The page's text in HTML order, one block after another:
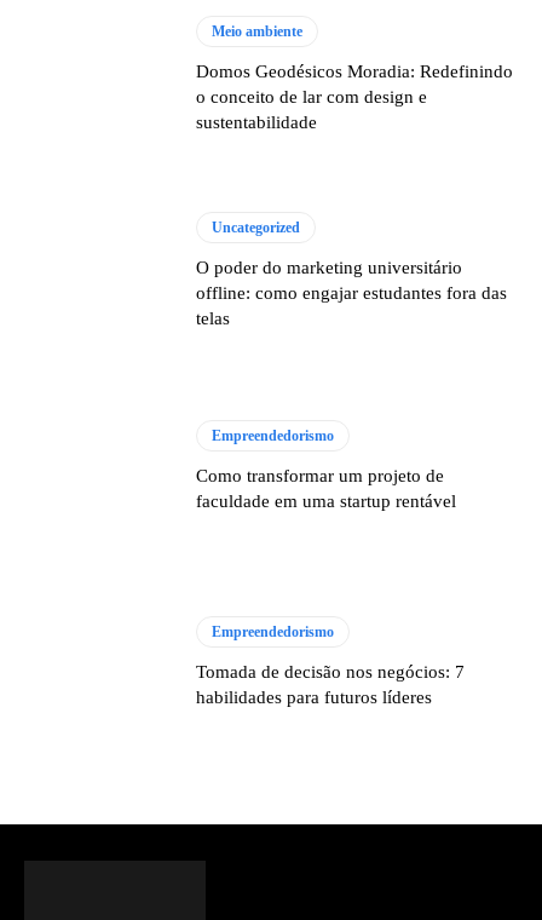
Meio ambiente
Domos Geodésicos Moradia: Redefinindo
o conceito de lar com design e
sustentabilidade
Uncategorized
O poder do marketing universitário
offline: como engajar estudantes fora das
telas
Empreendedorismo
Como transformar um projeto de
faculdade em uma startup rentável
Empreendedorismo
Tomada de decisão nos negócios: 7
habilidades para futuros líderes